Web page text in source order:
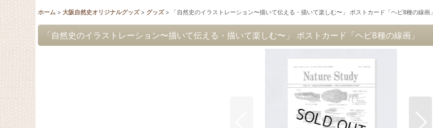
ホーム > 大阪自然史オリジナルグッズ > グッズ > 「自然史のイラストレーション〜描いて伝える・描いて楽しむ〜」 ポストカード「ヘビ8種の線画」
「自然史のイラストレーション〜描いて伝える・描いて楽しむ〜」 ポストカード「ヘビ8種の線画」